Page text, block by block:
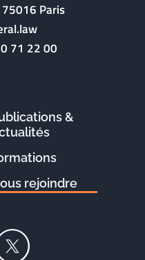
Paris
71 22 00
&
rejoindre